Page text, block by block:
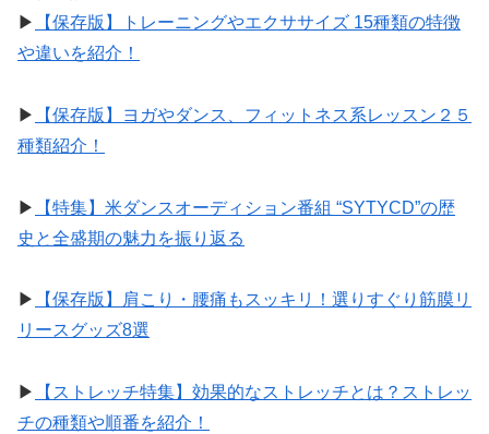
▶︎
【保存版】トレーニングやエクササイズ 15種類の特徴
や違いを紹介！
▶︎
【保存版】ヨガやダンス、フィットネス系レッスン２５
種類紹介！
▶︎
【特集】米ダンスオーディション番組 “SYTYCD”の歴
史と全盛期の魅力を振り返る
▶︎
【保存版】肩こり・腰痛もスッキリ！選りすぐり筋膜リ
リースグッズ8選
▶︎
【ストレッチ特集】効果的なストレッチとは？ストレッ
チの種類や順番を紹介！